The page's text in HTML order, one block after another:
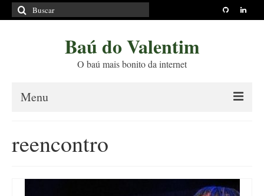
Buscar
por:
Baú do Valentim
O baú mais bonito da internet
Menu
Princípios Editoriais
Políticas e Termos
reencontro